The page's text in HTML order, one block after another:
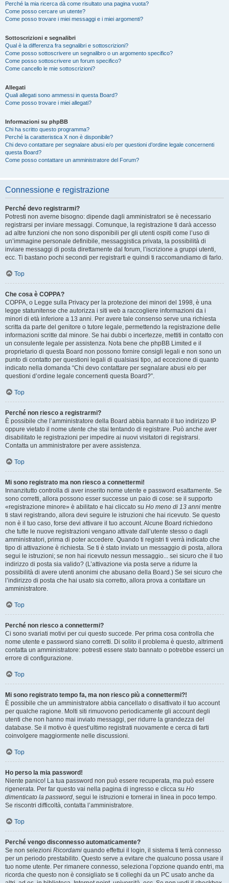
Perché la mia ricerca dà come risultato una pagina vuota?
Come posso cercare un utente?
Come posso trovare i miei messaggi e i miei argomenti?
Sottoscrizioni e segnalibri
Qual è la differenza fra segnalibri e sottoscrizioni?
Come posso sottoscrivere un segnalibro o un argomento specifico?
Come posso sottoscrivere un forum specifico?
Come cancello le mie sottoscrizioni?
Allegati
Quali allegati sono ammessi in questa Board?
Come posso trovare i miei allegati?
Informazioni su phpBB
Chi ha scritto questo programma?
Perché la caratteristica X non è disponibile?
Chi devo contattare per segnalare abusi e/o per questioni d’ordine legale concernenti
questa Board?
Come posso contattare un amministratore del Forum?
Connessione e registrazione
Perché devo registrarmi?
Potresti non averne bisogno: dipende dagli amministratori se è necessario
registrarsi per inviare messaggi. Comunque, la registrazione ti darà accesso
ad altre funzioni che non sono disponibili per gli utenti ospiti come l’uso di
un’immagine personale definibile, messaggistica privata, la possibilità di
inviare messaggi di posta direttamente dal forum, l’iscrizione a gruppi utenti,
ecc. Ti bastano pochi secondi per registrarti e quindi ti raccomandiamo di farlo.
Top
Che cosa è COPPA?
COPPA, o Legge sulla Privacy per la protezione dei minori del 1998, è una
legge statunitense che autorizza i siti web a raccogliere informazioni da i
minori di età inferiore a 13 anni. Per avere tale consenso serve una richiesta
scritta da parte del genitore o tutore legale, permettendo la registrazione delle
informazioni scritte dal minore. Se hai dubbi o incertezze, mettiti in contatto con
un consulente legale per assistenza. Nota bene che phpBB Limited e il
proprietario di questa Board non possono fornire consigli legali e non sono un
punto di contatto per questioni legali di qualsiasi tipo, ad eccezione di quanto
indicato nella domanda “Chi devo contattare per segnalare abusi e/o per
questioni d’ordine legale concernenti questa Board?”.
Top
Perché non riesco a registrarmi?
È possibile che l’amministratore della Board abbia bannato il tuo indirizzo IP
oppure vietato il nome utente che stai tentando di registrare. Può anche aver
disabilitato le registrazioni per impedire ai nuovi visitatori di registrarsi.
Contatta un amministratore per avere assistenza.
Top
Mi sono registrato ma non riesco a connettermi!
Innanzitutto controlla di aver inserito nome utente e password esattamente. Se
sono corretti, allora possono esser successe un paio di cose: se il supporto
«registrazione minore» è abilitato e hai cliccato su Ho meno di 13 anni mentre
ti stavi registrando, allora devi seguire le istruzioni che hai ricevuto. Se questo
non è il tuo caso, forse devi attivare il tuo account. Alcune Board richiedono
che tutte le nuove registrazioni vengano attivate dall’utente stesso o dagli
amministratori, prima di poter accedere. Quando ti registri ti verrà indicato che
tipo di attivazione è richiesta. Se ti è stato inviato un messaggio di posta, allora
segui le istruzioni; se non hai ricevuto nessun messaggio... sei sicuro che il tuo
indirizzo di posta sia valido? (L’attivazione via posta serve a ridurre la
possibilità di avere utenti anonimi che abusano della Board.) Se sei sicuro che
l’indirizzo di posta che hai usato sia corretto, allora prova a contattare un
amministratore.
Top
Perché non riesco a connettermi?
Ci sono svariati motivi per cui questo succede. Per prima cosa controlla che
nome utente e password siano corretti. Di solito il problema è questo, altrimenti
contatta un amministratore: potresti essere stato bannato o potrebbe esserci un
errore di configurazione.
Top
Mi sono registrato tempo fa, ma non riesco più a connettermi?!
È possibile che un amministratore abbia cancellato o disattivato il tuo account
per qualche ragione. Molti siti rimuovono periodicamente gli account degli
utenti che non hanno mai inviato messaggi, per ridurre la grandezza del
database. Se il motivo è quest’ultimo registrati nuovamente e cerca di farti
coinvolgere maggiormente nelle discussioni.
Top
Ho perso la mia password!
Niente panico! La tua password non può essere recuperata, ma può essere
rigenerata. Per far questo vai nella pagina di ingresso e clicca su Ho
dimenticato la password, segui le istruzioni e tornerai in linea in poco tempo.
Se riscontri difficoltà, contatta l’amministratore.
Top
Perché vengo disconnesso automaticamente?
Se non selezioni Ricordami quando effettui il login, il sistema ti terrà connesso
per un periodo prestabilito. Questo serve a evitare che qualcuno possa usare il
tuo nome utente. Per rimanere connesso, seleziona l’opzione quando entri, ma
ricorda che questo non è consigliato se ti colleghi da un PC usato anche da